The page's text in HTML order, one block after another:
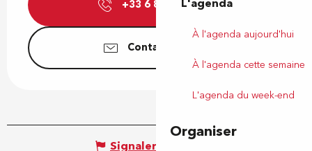
L'agenda
À l'agenda aujourd'hui
À l'agenda cette semaine
L'agenda du week-end
Organiser
+33 6 86 90 91▒▒
Contactez-nous
Signaler une erreur